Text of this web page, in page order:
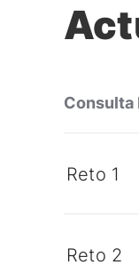
Consulta
Reto 1
Reto 2